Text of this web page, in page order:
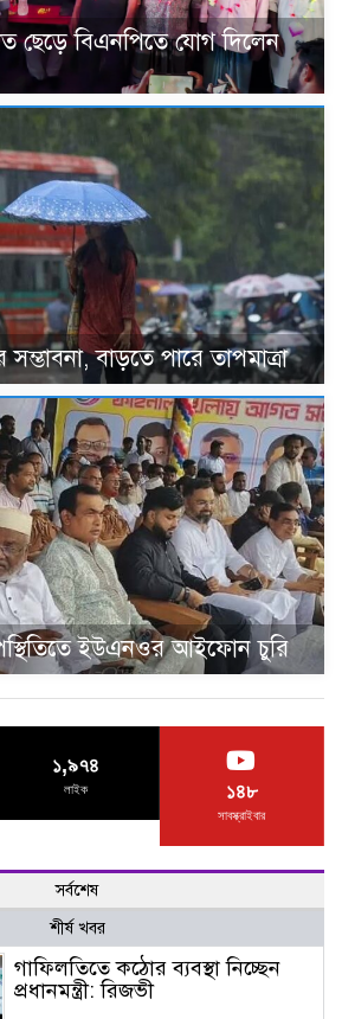
ছেড়ে বিএনপিতে যোগ দিলেন
সম্ভাবনা, বাড়তে পারে তাপমাত্রা
ইউএনওর আইফোন চুরি
১,৯৭৪
লাইক ১৪৮
সাবস্ক্রাইবার
সর্বশেষ
শীর্ষ খবর
গাফিলতিতে কঠোর ব্যবস্থা নিচ্ছেন
প্রধানমন্ত্রী: রিজভী